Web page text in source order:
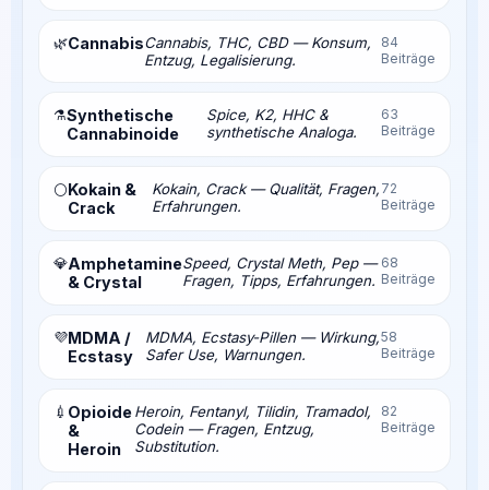
🌿CannabisCannabis, THC, CBD — Konsum,
Entzug, Legalisierung.
84
Beiträge
⚗️Synthetische
Cannabinoide
Spice, K2, HHC &
synthetische Analoga.
63
Beiträge
⚪Kokain &
Crack
Kokain, Crack — Qualität, Fragen,
Erfahrungen.
72
Beiträge
💎Amphetamine
& Crystal
Speed, Crystal Meth, Pep —
Fragen, Tipps, Erfahrungen.
68
Beiträge
💜MDMA /
Ecstasy
MDMA, Ecstasy-Pillen — Wirkung,
Safer Use, Warnungen.
58
Beiträge
💉 Opioide
&
Heroin
Heroin, Fentanyl, Tilidin, Tramadol,
Codein — Fragen, Entzug,
Substitution.
82
Beiträge